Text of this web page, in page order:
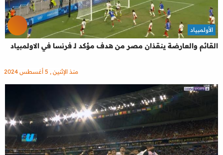
القائم والعارضة ينقذان مصر من هدف مؤكد لـ فرنسا في الاولمبياد
الأولمبياد
منذ الإثنين , 5 أغسطس 2024